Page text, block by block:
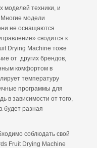
моделей техники, и
модели
не оснащаются
сводится к
Drying Machine тоже
от других брендов,
комфортом в
температуру
программы для
в зависимости от того,
будет разная
соблюдать свой
Fruit Drying Machine